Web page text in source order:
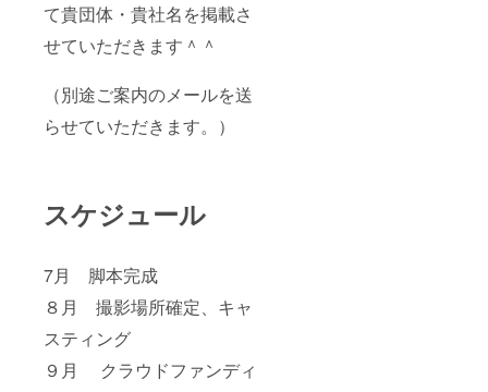
て貴団体・貴社名を掲載さ
せていただきます＾＾
（別途ご案内のメールを送
らせていただきます。）
スケジュール
7月 脚本完成
８月 撮影場所確定、キャ
スティング
９月 クラウドファンディ